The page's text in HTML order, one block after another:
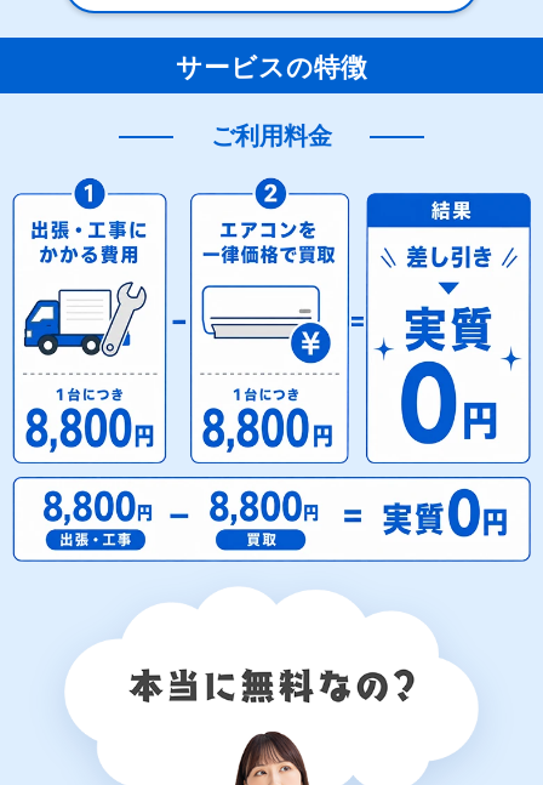
サービスの特徴
ご利用料金